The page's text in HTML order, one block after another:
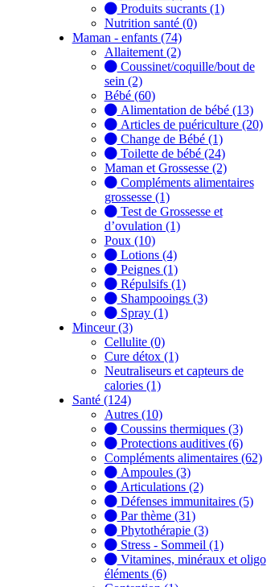
Produits sucrants (1)
Nutrition santé (0)
Maman - enfants (74)
Allaitement (2)
Coussinet/coquille/bout de
sein (2)
Bébé (60)
Alimentation de bébé (13)
Articles de puériculture (20)
Change de Bébé (1)
Toilette de bébé (24)
Maman et Grossesse (2)
Compléments alimentaires
grossesse (1)
Test de Grossesse et
d’ovulation (1)
Poux (10)
Lotions (4)
Peignes (1)
Répulsifs (1)
Shampooings (3)
Spray (1)
Minceur (3)
Cellulite (0)
Cure détox (1)
Neutraliseurs et capteurs de
calories (1)
Santé (124)
Autres (10)
Coussins thermiques (3)
Protections auditives (6)
Compléments alimentaires (62)
Ampoules (3)
Articulations (2)
Défenses immunitaires (5)
Par thème (31)
Phytothérapie (3)
Stress - Sommeil (1)
Vitamines, minéraux et oligo
éléments (6)